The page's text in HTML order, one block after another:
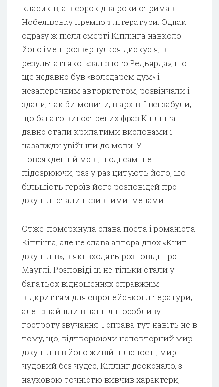
класиків, а в сорок два роки отримав
Нобелівську премію з літератури. Однак
одразу ж після смерті Кіплінга навколо
його імені розвернулася дискусія, в
результаті якої «залізного Редьярда», що
ще недавно був «володарем дум» і
незаперечним авторитетом, розвінчали і
здали, так би мовити, в архів. І всі забули,
що багато вигострених фраз Кіплінга
давно стали крилатими висловами і
назавжди увійшли до мови. У
повсякденній мові, іноді самі не
підозрюючи, раз у раз цитують його, що
більшість героїв його розповідей про
джунглі стали називними іменами.
Отже, померкнула слава поета і романіста
Кіплінга, але не слава автора двох «Книг
джунглів», в які входять розповіді про
Мауглі. Розповіді ці не тільки стали у
багатьох відношеннях справжнім
відкриттям для європейської літератури,
але і знайшли в наші дні особливу
гостроту звучання. І справа тут навіть не в
тому, що, відтворюючи неповторний мир
джунглів в його живій цілісності, мир
чудовий без чудес, Кіплінг досконало, з
науковою точністю вивчив характери,